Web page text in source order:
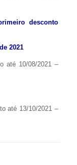
desconto
2021
até 10/08/2021 –
até 13/10/2021 –